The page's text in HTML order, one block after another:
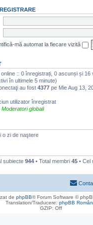
mă automat la fiecare vizită
online :: 0 înregistrați, 0 ascunși și
în ultimele 5 minute)
au fost 4377 pe Mie Aug 13,
utilizator înregistrat
Moderatori globali
o zi de naştere
subiecte 944 • Total membri 45 • Cel
de phpBB® Forum Software ©
Translation/Traducere: phpBB
GZIP: Off